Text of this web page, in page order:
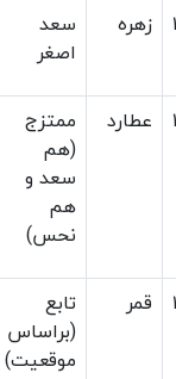
زهره
سعد
اصغر
عطارد
ممتزج
(هم
سعد و
هم
نحس)
قمر
تابع
(براساس
موقعیت)